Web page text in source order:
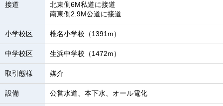
接道
北東側6M私道に接道
南東側2.9M公道に接道
小学校区 椎名小学校（1391m）
中学校区 生浜中学校（1472m）
取引態様 媒介
設備 公営水道、本下水、オール電化